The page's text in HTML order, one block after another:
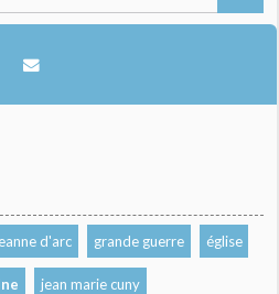
d'arc grande guerre église
jean marie cuny